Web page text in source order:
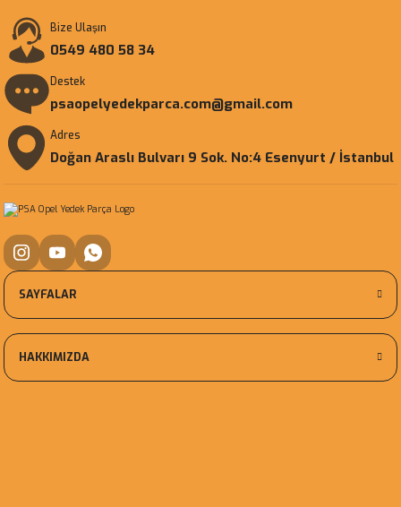
Bize Ulaşın
0549 480 58 34
Destek
psaopelyedekparca.com@gmail.com
Adres
Doğan Araslı Bulvarı 9 Sok. No:4 Esenyurt / İstanbul
SAYFALAR
HAKKIMIZDA